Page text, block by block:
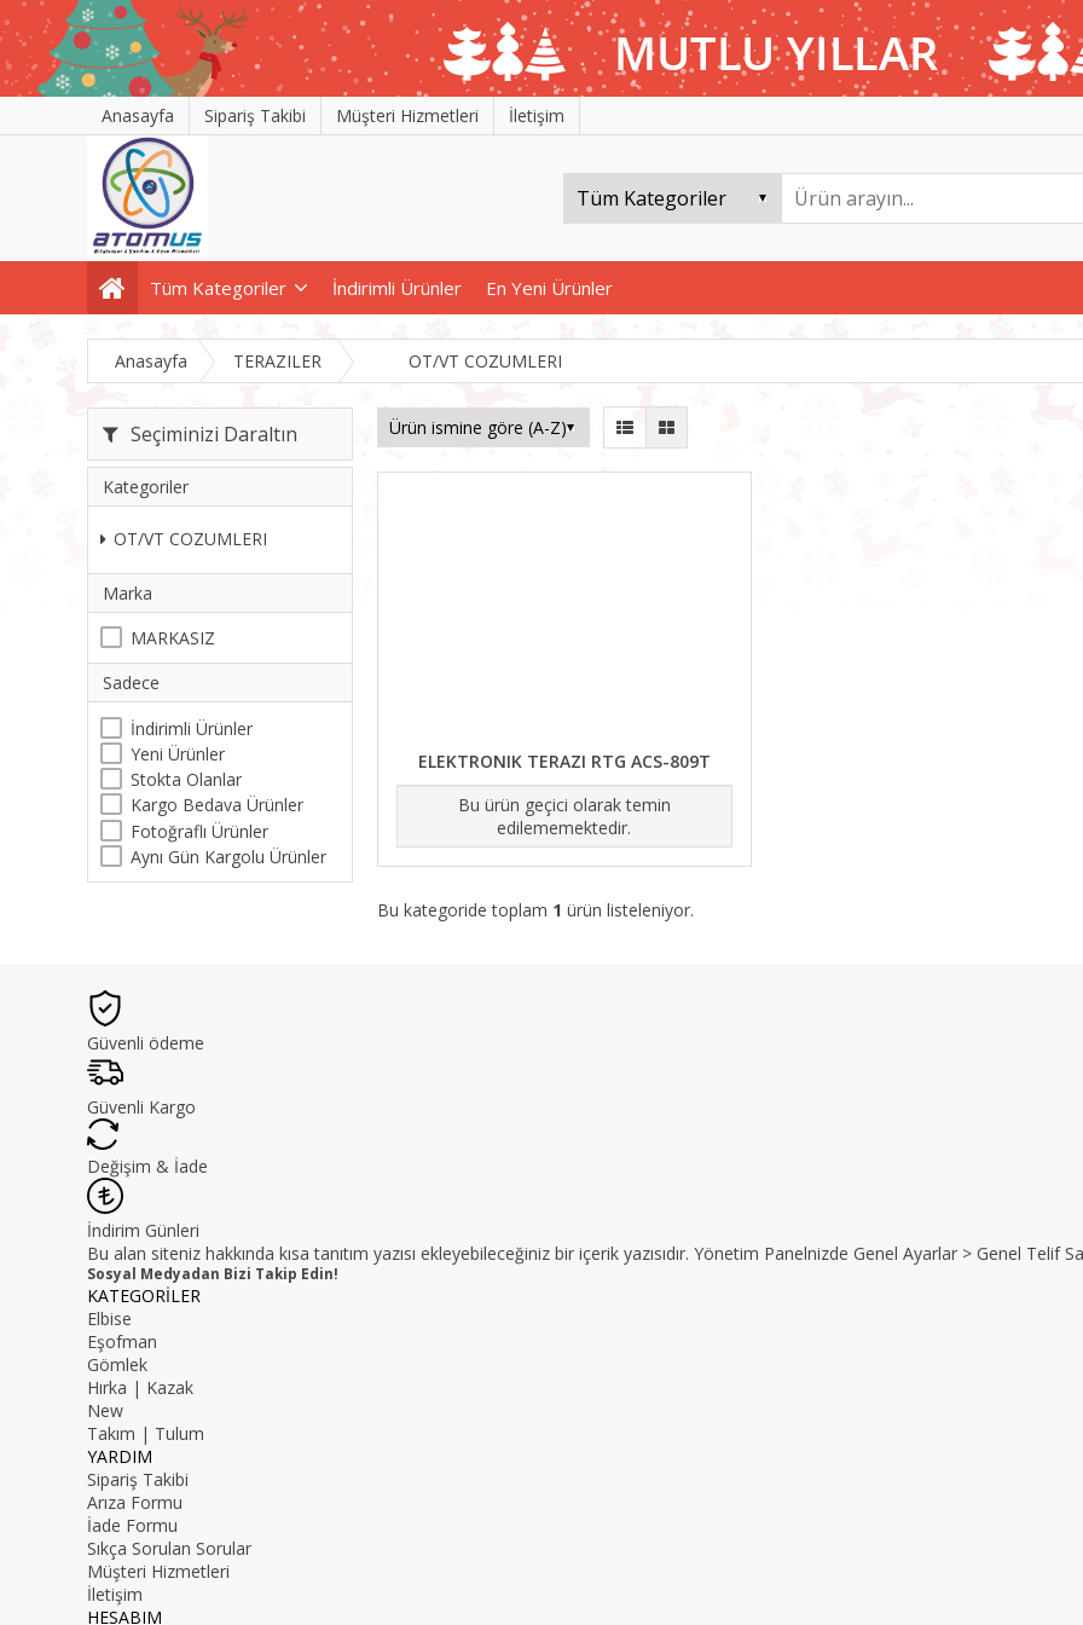
Anasayfa Sipariş Takibi Müşteri Hizmetleri İletişim
Tüm Kategoriler İndirimli Ürünler En Yeni Ürünler
Anasayfa TERAZILER OT/VT COZUMLERI
Seçiminizi Daraltın
Kategoriler
OT/VT COZUMLERI
Marka
MARKASIZ
Sadece
İndirimli Ürünler
Yeni Ürünler
Stokta Olanlar
Kargo Bedava Ürünler
Fotoğraflı Ürünler
Aynı Gün Kargolu Ürünler
ELEKTRONIK TERAZI RTG ACS-809T
Bu ürün geçici olarak temin
edilememektedir.
Bu kategoride toplam 1 ürün listeleniyor.
Güvenli ödeme
Güvenli Kargo
Değişim & İade
İndirim Günleri
Bu alan siteniz hakkında kısa tanıtım yazısı ekleyebileceğiniz bir içerik yazısıdır. Yönetim Panelnizde Genel Ayarlar > Genel Telif
Sosyal Medyadan Bizi Takip Edin!
KATEGORİLER
Elbise
Eşofman
Gömlek
Hırka | Kazak
New
Takım | Tulum
YARDIM
Sipariş Takibi
Arıza Formu
İade Formu
Sıkça Sorulan Sorular
Müşteri Hizmetleri
İletişim
HESABIM